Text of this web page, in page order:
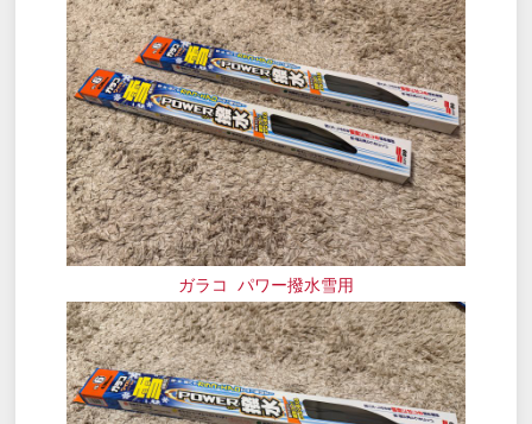
ガラコ パワー撥水雪用